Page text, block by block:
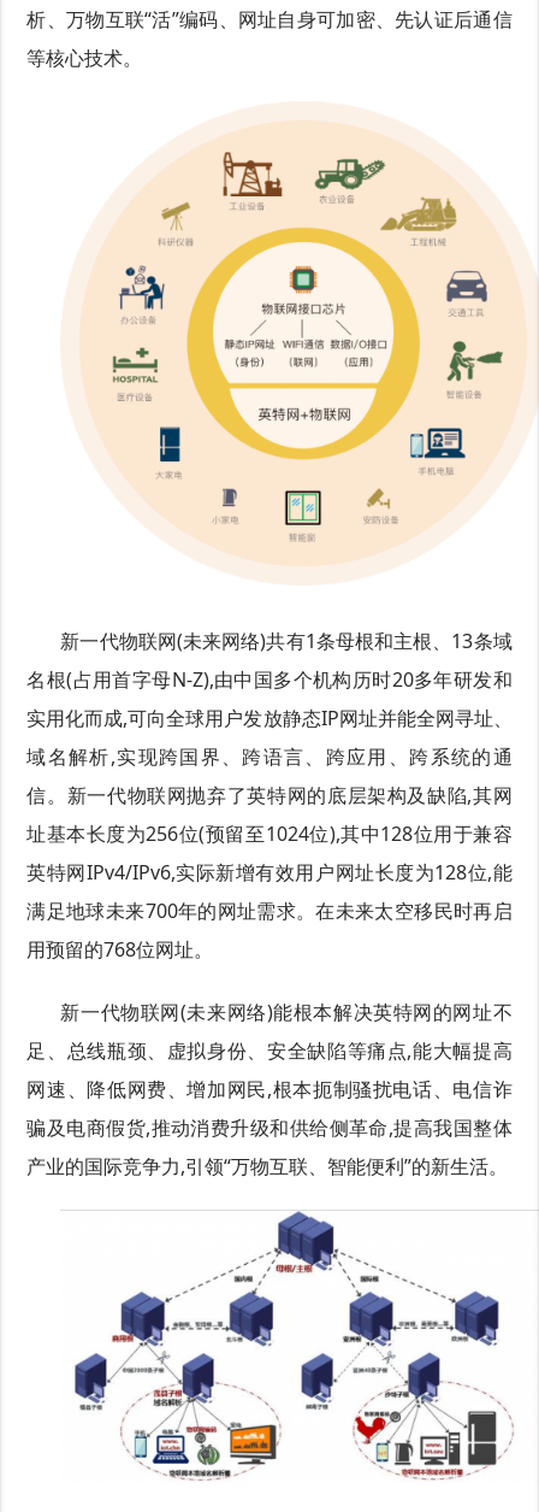
析、万物互联“活”编码、网址自身可加密、先认证后通信
等核心技术。
新一代物联网(未来网络)共有1条母根和主根、13条域
名根(占用首字母N-Z),由中国多个机构历时20多年研发和
实用化而成,可向全球用户发放静态IP网址并能全网寻址、
域名解析,实现跨国界、跨语言、跨应用、跨系统的通
信。新一代物联网抛弃了英特网的底层架构及缺陷,其网
址基本长度为256位(预留至1024位),其中128位用于兼容
英特网IPv4/IPv6,实际新增有效用户网址长度为128位,能
满足地球未来700年的网址需求。在未来太空移民时再启
用预留的768位网址。
新一代物联网(未来网络)能根本解决英特网的网址不
足、总线瓶颈、虚拟身份、安全缺陷等痛点,能大幅提高
网速、降低网费、增加网民,根本扼制骚扰电话、电信诈
骗及电商假货,推动消费升级和供给侧革命,提高我国整体
产业的国际竞争力,引领“万物互联、智能便利”的新生活。